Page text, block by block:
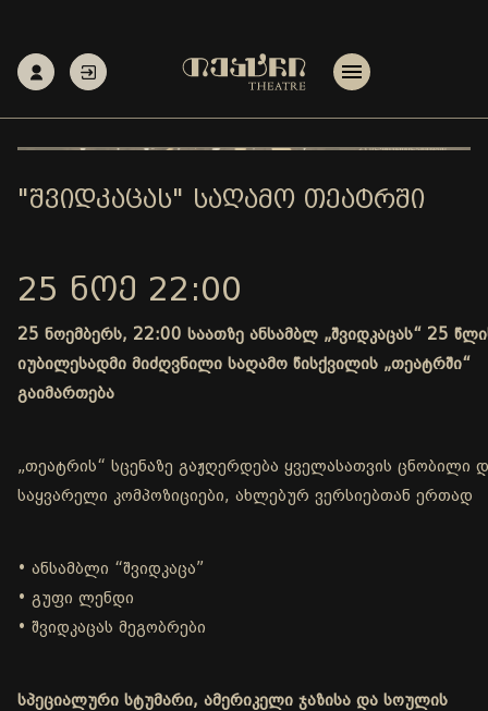
"ᲨᲕᲘᲓᲙᲐᲪᲐᲡ" ᲡᲐᲦᲐᲛᲝ ᲗᲔᲐᲢᲠᲨᲘ
25 ᲜᲝᲔ 22:00
25 ნოემბერს, 22:00 საათზე ანსამბლ „შვიდკაცას“ 25
იუბილესადმი მიძღვნილი საღამო წისქვილის „თეატრში“
გაიმართება
„თეატრის“ სცენაზე გაჟღერდება ყველასათვის ცნობილი
საყვარელი კომპოზიციები, ახლებურ ვერსიებთან ერთად
• ანსამბლი “შვიდკაცა”
• გუფი ლენდი
• შვიდკაცას მეგობრები
სპეციალური სტუმარი, ამერიკელი ჯაზისა და სოულის